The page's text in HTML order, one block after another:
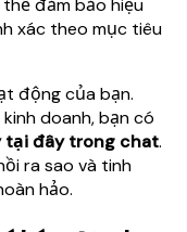
đảm bảo hiệu
xác theo mục tiêu
động của bạn.
doanh, bạn có
tại đây trong chat.
ra sao và tinh
hảo.